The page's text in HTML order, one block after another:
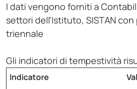
I dati vengono forniti a
settori dell'Istituto, SISTAN
triennale
Gli indicatori di tempestività
Indicatore